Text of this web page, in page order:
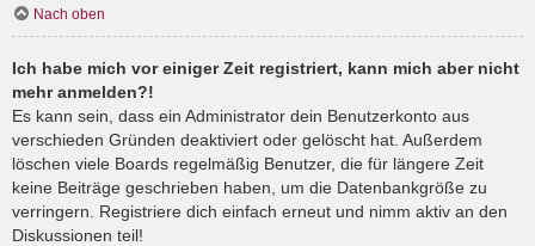
Nach oben
Ich habe mich vor einiger Zeit registriert, kann mich aber nicht
mehr anmelden?!
Es kann sein, dass ein Administrator dein Benutzerkonto aus
verschieden Gründen deaktiviert oder gelöscht hat. Außerdem
löschen viele Boards regelmäßig Benutzer, die für längere Zeit
keine Beiträge geschrieben haben, um die Datenbankgröße zu
verringern. Registriere dich einfach erneut und nimm aktiv an den
Diskussionen teil!